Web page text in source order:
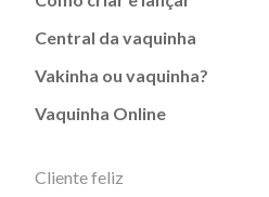
Central da vaquinha
Vakinha ou vaquinha?
Vaquinha Online
Cliente feliz